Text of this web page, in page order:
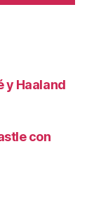
y Haaland
con